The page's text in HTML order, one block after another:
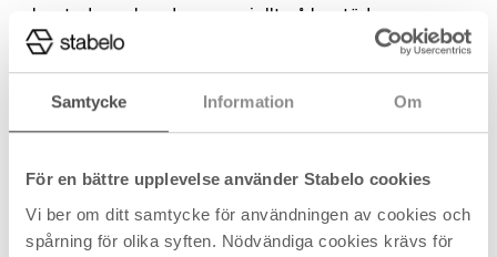
Samtycke Information Om
För en bättre upplevelse använder Stabelo cookies
Vi ber om ditt samtycke för användningen av cookies och
spårning för olika syften. Nödvändiga cookies krävs för
bostadsmarknaden, speciellt på bostäder som
förstagångsköpare eller de i början av sin
bostadskarriär köper, eftersom det är just de som
gynnas av ändringarna och får lättare att köpa
bostad.
Även under presskonferensen medgav Niklas
Wykman, finansmarknadsminister, att det finns
risk för ökade bostadspriser. Det skulle kunna